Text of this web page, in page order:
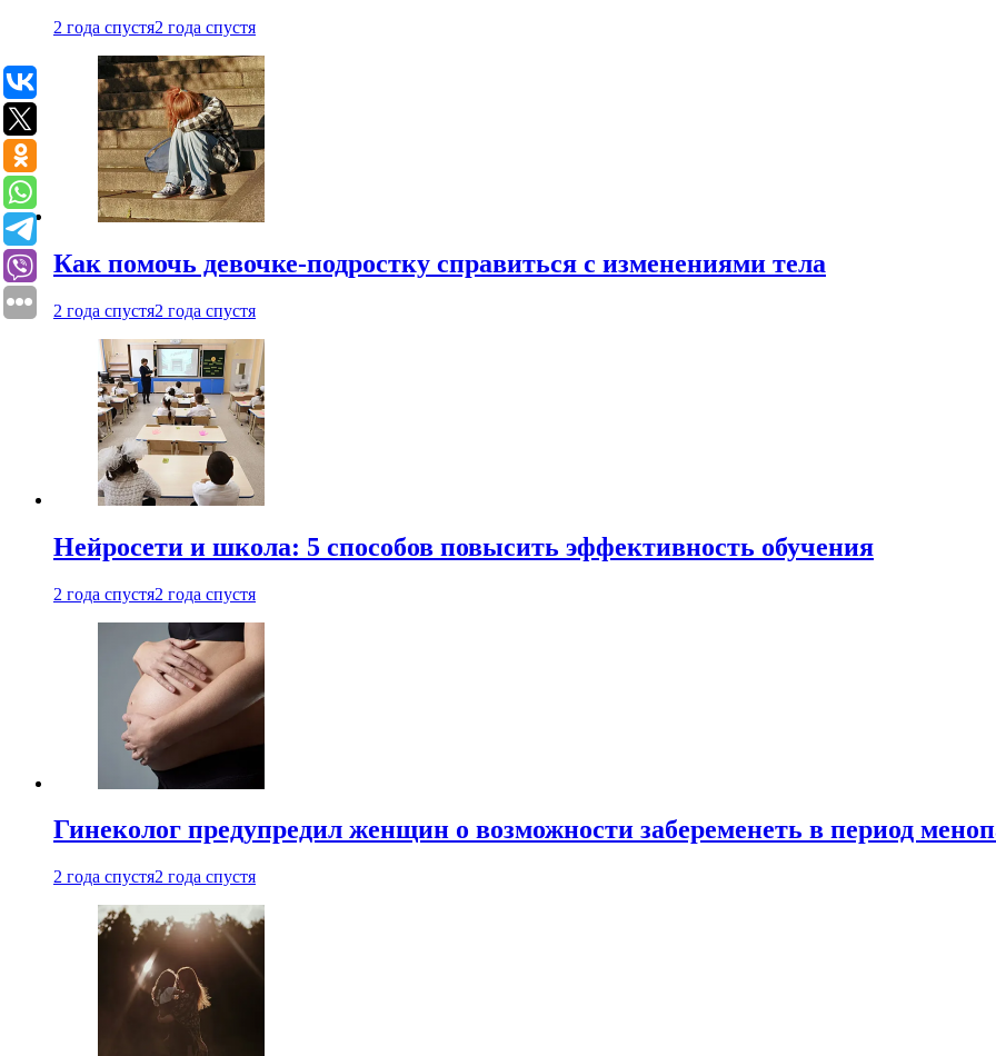
2 года спустя2 года спустя
Как помочь девочке-подростку справиться с изменениями тела
2 года спустя2 года спустя
Нейросети и школа: 5 способов повысить эффективность обучения
2 года спустя2 года спустя
Гинеколог предупредил женщин о возможности забеременеть в период
2 года спустя2 года спустя